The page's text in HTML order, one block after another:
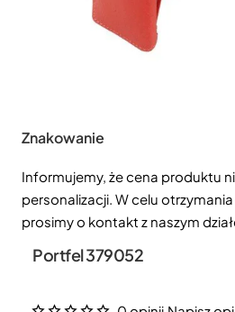
Znakowanie
Informujemy, że cena produktu
personalizacji. W celu
prosimy o kontakt z naszym
Portfel 379052